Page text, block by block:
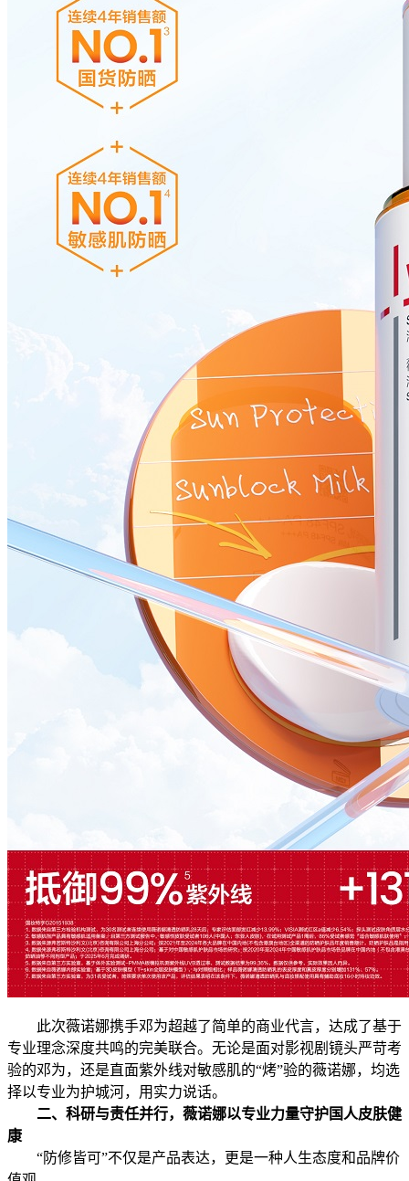
此次薇诺娜携手邓为超越了简单的商业代言，达成了基于
专业理念深度共鸣的完美联合。无论是面对影视剧镜头严苛考
验的邓为，还是直面紫外线对敏感肌的“烤”验的薇诺娜，均选
择以专业为护城河，用实力说话。
二、科研与责任并行，薇诺娜以专业力量守护国人皮肤健
康
“防修皆可”不仅是产品表达，更是一种人生态度和品牌价